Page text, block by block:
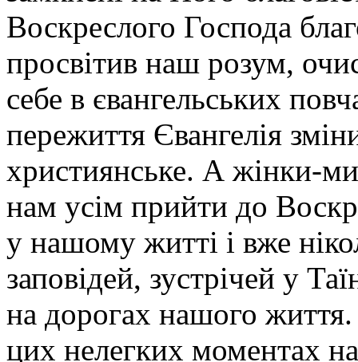
Воскреслого Господа
просвітив наш розум,
себе в євангельських
пережиття Євангелія
християнське. А жінки-
нам усім прийти до
у нашому житті і вже
заповідей, зустрічей у
на дорогах нашого
цих нелегких моментах